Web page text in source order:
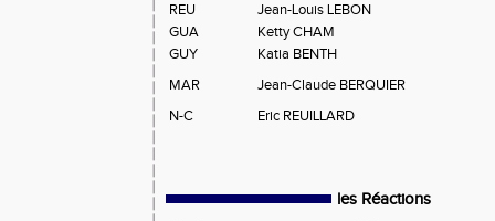
REU
Jean-Louis LEBON
GUA
Ketty CHAM
GUY
Katia BENTH
MAR
Jean-Claude BERQUIER
N-C
Eric REUILLARD
les Réactions